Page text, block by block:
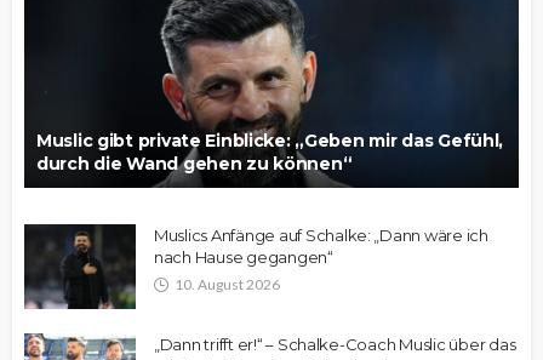
Muslic gibt private Einblicke: „Geben mir das Gefühl,
durch die Wand gehen zu können“
Muslics Anfänge auf Schalke: „Dann wäre ich
nach Hause gegangen“
10. August 2026
„Dann trifft er!“ – Schalke-Coach Muslic über das